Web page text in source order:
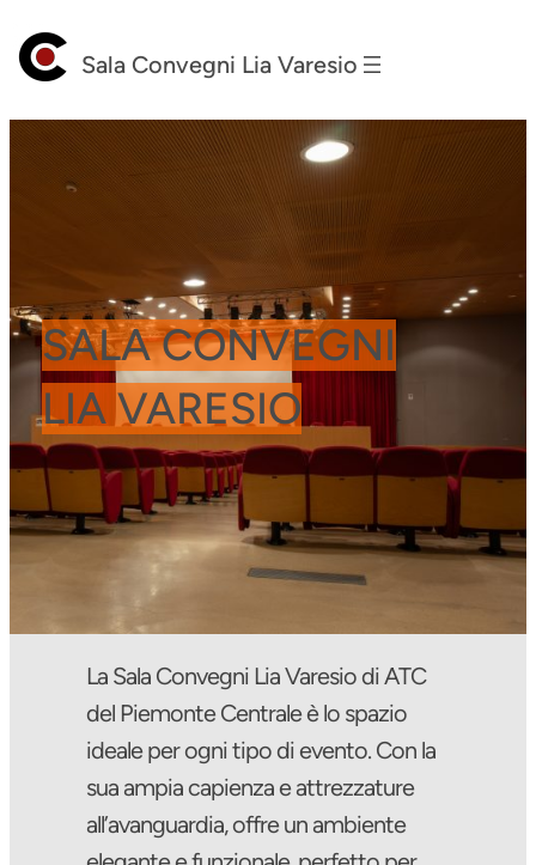
al
contenuto
Sala Convegni Lia Varesio
SALA CONVEGNI
LIA VARESIO
La Sala Convegni Lia Varesio di ATC
del Piemonte Centrale è lo spazio
ideale per ogni tipo di evento. Con la
sua ampia capienza e attrezzature
all’avanguardia, offre un ambiente